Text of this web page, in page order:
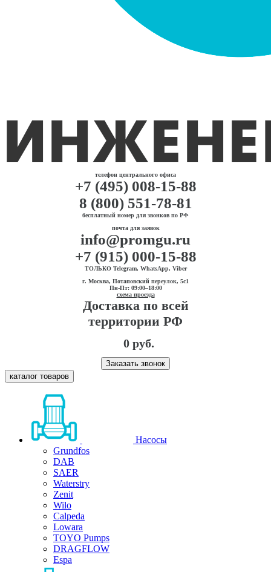
телефон центрального офиса
+7 (495) 008-15-88
8 (800) 551-78-81
бесплатный номер для звонков по РФ
почта для заявок
info@promgu.ru
+7 (915) 000-15-88
ТОЛЬКО Telegram, WhatsApp, Viber
г. Москва, Потаповский переулок, 5с1
Пн-Пт: 09:00–18:00
схема проезда
Доставка по всей
территории РФ
0 руб.
Заказать звонок
каталог товаров
Насосы
Grundfos
DAB
SAER
Waterstry
Zenit
Wilo
Calpeda
Lowara
TOYO Pumps
DRAGFLOW
Espa